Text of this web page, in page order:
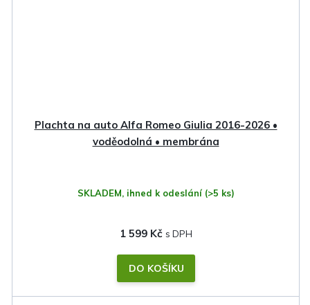
Plachta na auto Alfa Romeo Giulia 2016-2026 •
voděodolná • membrána
SKLADEM, ihned k odeslání (>5 ks)
1 599 Kč
DO KOŠÍKU